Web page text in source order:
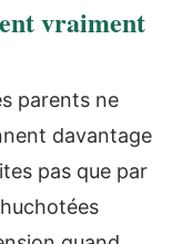
vraiment
parents ne
davantage
pas que par